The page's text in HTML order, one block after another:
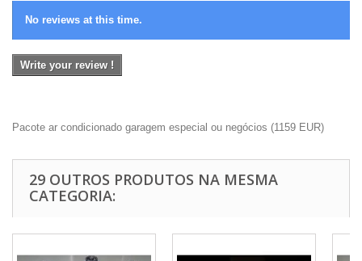
No reviews at this time.
Write your review !
Pacote ar condicionado garagem especial ou negócios (1159 EUR)
29 OUTROS PRODUTOS NA MESMA
CATEGORIA: